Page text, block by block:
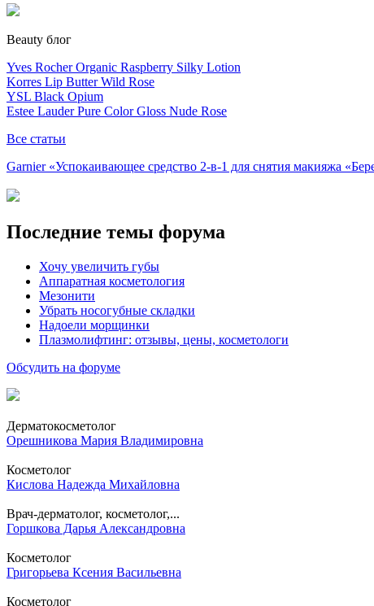
Beauty блог
Yves Rocher Organic Raspberry Silky Lotion
Korres Lip Butter Wild Rose
YSL Black Opium
Estee Lauder Pure Color Gloss Nude Rose
Все статьи
Garnier «Успокаивающее средство 2-в-1 для снятия макияжа
Последние темы форума
Хочу увеличить губы
Аппаратная косметология
Мезонити
Убрать носогубные складки
Надоели морщинки
Плазмолифтинг: отзывы, цены, косметологи
Обсудить на форуме
Дерматокосметолог
Орешникова Мария Владимировна
Косметолог
Кислова Надежда Михайловна
Врач-дерматолог, косметолог,...
Горшкова Дарья Александровна
Косметолог
Григорьева Ксения Васильевна
Косметолог